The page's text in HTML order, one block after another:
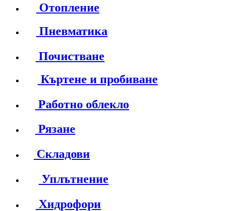
Отопление
Пневматика
Почистване
Къртене и пробиване
Работно облекло
Рязане
Складови
Уплътнение
Хидрофори